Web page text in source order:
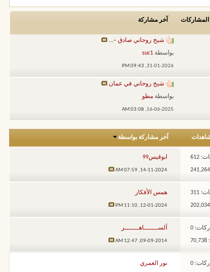
المشاركات آخر مشاركة
شيخ روحاني صادق –...
بواسطة suc1
31-01-2026,
09:43 PM
شيخ روحاني في عمان
بواسطة مطو
16-06-2025,
03:08 AM
آخر مشاركة بواسطة
612 ابوقيس99
14-11-2024,
07:59 AM
311 همس الأفكار
12-01-2024,
11:10 PM
0 آلســـــــاهـــــــر
09-09-2014,
12:47 AM
0 نور العمري